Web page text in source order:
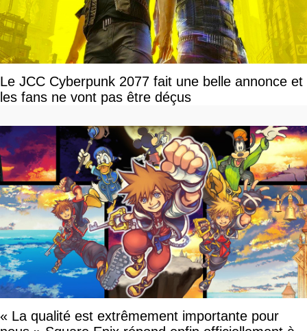
Le JCC Cyberpunk 2077 fait une belle annonce et
les fans ne vont pas être déçus
« La qualité est extrêmement importante pour